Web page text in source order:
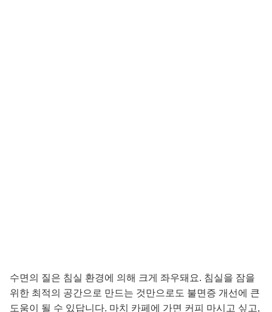
수면의 질은 침실 환경에 의해 크게 좌우돼요. 침실을 잠을
위한 최적의 공간으로 만드는 것만으로도 불면증 개선에 큰
도움이 될 수 있답니다. 마치 카페에 가면 커피 마시고 싶고,